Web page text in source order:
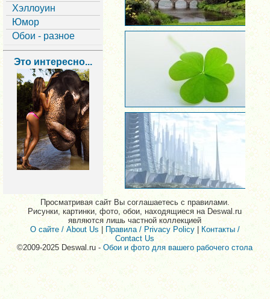
Хэллоуин
Юмор
Обои - разное
Это интересно...
Просматривая сайт Вы соглашаетесь с правилами.
Рисунки, картинки, фото, обои, находящиеся на Deswal.ru
являются лишь частной коллекцией
О сайте / About Us | Правила / Privacy Policy | Контакты /
Contact Us
©2009-2025 Deswal.ru -Обои и фото для вашего рабочего стола